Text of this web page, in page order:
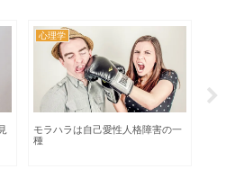
心理学
モラハラは自己愛性人格障害の一
種